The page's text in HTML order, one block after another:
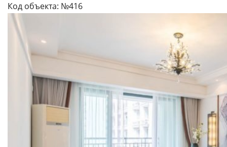
Код объекта: №416